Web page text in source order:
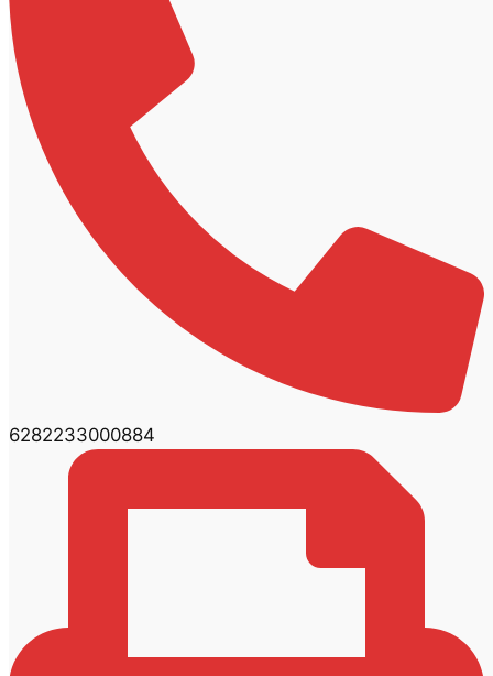
6282233000884